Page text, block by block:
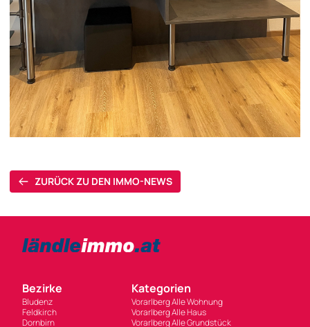
ZURÜCK ZU DEN IMMO-NEWS
Bezirke
Bludenz
Feldkirch
Dornbirn
Kategorien
Vorarlberg Alle Wohnung
Vorarlberg Alle Haus
Vorarlberg Alle Grundstück